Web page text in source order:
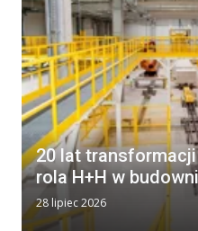
20 lat
rola H+H w
28 lipiec 2026